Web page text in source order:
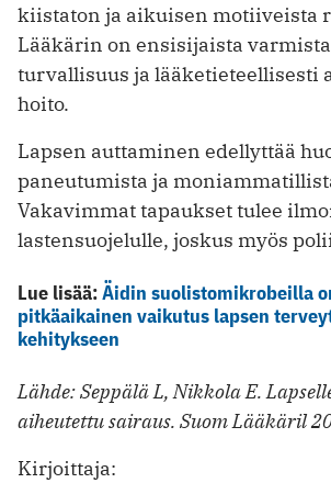
kiistaton ja aikuisen motiiveista
Lääkärin on ensisijaista
turvallisuus ja lääketieteellisesti
hoito.
Lapsen auttaminen edellyttää
paneutumista ja
Vakavimmat tapaukset tulee
lastensuojelulle, joskus myös
Lue lisää:Äidin suolistomikrobeilla
pitkäaikainen vaikutus lapsen
kehitykseen
Lähde: Seppälä L, Nikkola E.
aiheutettu sairaus. Suom Lääkäril
Kirjoittaja: